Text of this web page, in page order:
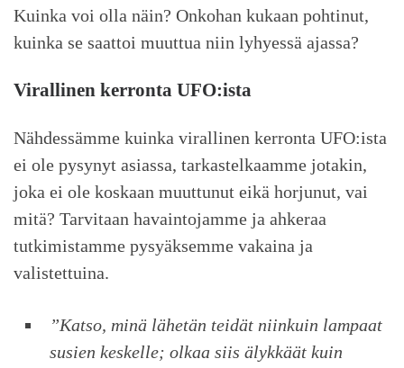
Kuinka voi olla näin? Onkohan kukaan pohtinut,
kuinka se saattoi muuttua niin lyhyessä ajassa?
Virallinen kerronta UFO:ista
Nähdessämme kuinka virallinen kerronta UFO:ista
ei ole pysynyt asiassa, tarkastelkaamme jotakin,
joka ei ole koskaan muuttunut eikä horjunut, vai
mitä? Tarvitaan havaintojamme ja ahkeraa
tutkimistamme pysyäksemme vakaina ja
valistettuina.
”Katso, minä lähetän teidät niinkuin lampaat
susien keskelle; olkaa siis älykkäät kuin